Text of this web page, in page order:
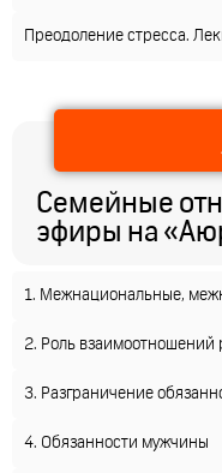
Преодоление стресса.
Семейные
эфиры на
1. Межнациональные,
2. Роль взаимоотношений
3. Разграничение
4. Обязанности мужчины